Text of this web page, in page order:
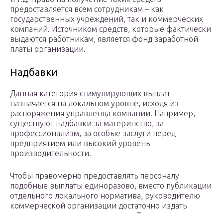
предоставляется всем сотрудникам – как
государственных учреждений, так и коммерческих
компаний. Источником средств, которые фактически
выдаются работникам, является фонд заработной
платы организации.
Надбавки
Данная категория стимулирующих выплат
назначается на локальном уровне, исходя из
распоряжения управленца компании. Например,
существуют надбавки за материнство, за
профессионализм, за особые заслуги перед
предприятием или высокий уровень
производительности.
Чтобы правомерно предоставлять персоналу
подобные выплаты единоразово, вместо публикации
отдельного локального норматива, руководителю
коммерческой организации достаточно издать